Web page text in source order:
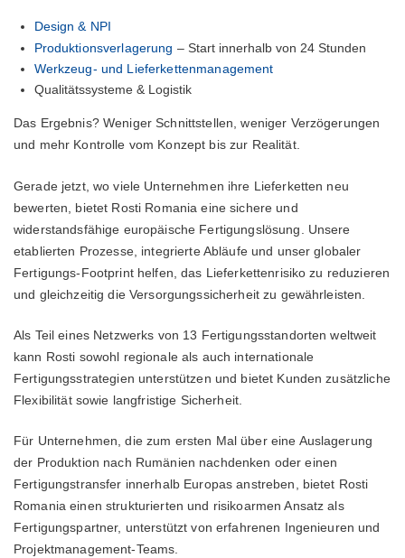
Design & NPI
Produktionsverlagerung – Start innerhalb von 24 Stunden
Werkzeug- und Lieferkettenmanagement
Qualitätssysteme & Logistik
Das Ergebnis? Weniger Schnittstellen, weniger Verzögerungen
und mehr Kontrolle vom Konzept bis zur Realität.
Gerade jetzt, wo viele Unternehmen ihre Lieferketten neu
bewerten, bietet Rosti Romania eine sichere und
widerstandsfähige europäische Fertigungslösung. Unsere
etablierten Prozesse, integrierte Abläufe und unser globaler
Fertigungs-Footprint helfen, das Lieferkettenrisiko zu reduzieren
und gleichzeitig die Versorgungssicherheit zu gewährleisten.
Als Teil eines Netzwerks von 13 Fertigungsstandorten weltweit
kann Rosti sowohl regionale als auch internationale
Fertigungsstrategien unterstützen und bietet Kunden zusätzliche
Flexibilität sowie langfristige Sicherheit.
Für Unternehmen, die zum ersten Mal über eine Auslagerung
der Produktion nach Rumänien nachdenken oder einen
Fertigungstransfer innerhalb Europas anstreben, bietet Rosti
Romania einen strukturierten und risikoarmen Ansatz als
Fertigungspartner, unterstützt von erfahrenen Ingenieuren und
Projektmanagement-Teams.